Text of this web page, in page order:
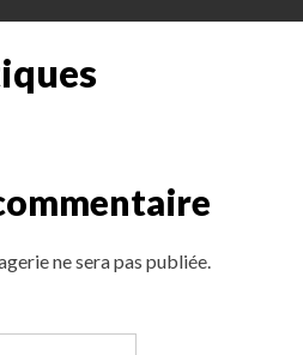
ne sera pas publiée.